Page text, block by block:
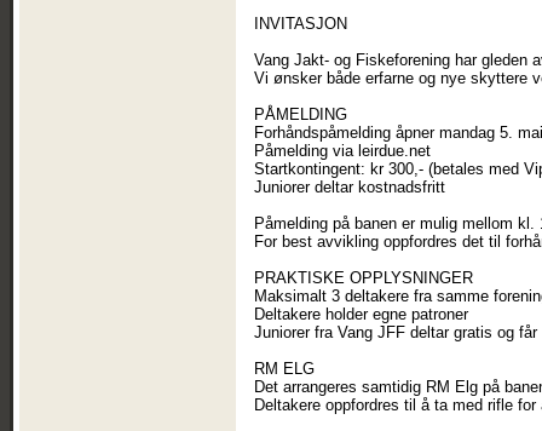
INVITASJON
Vang Jakt- og Fiskeforening har gleden
Vi ønsker både erfarne og nye skyttere
PÅMELDING
Forhåndspåmelding åpner mandag 5.
Påmelding via leirdue.net
Startkontingent: kr 300,- (betales med
Juniorer deltar kostnadsfritt
Påmelding på banen er mulig mellom kl.
For best avvikling oppfordres det til
PRAKTISKE OPPLYSNINGER
Maksimalt 3 deltakere fra samme
Deltakere holder egne patroner
Juniorer fra Vang JFF deltar gratis og
RM ELG
Det arrangeres samtidig RM Elg på
Deltakere oppfordres til å ta med rifle